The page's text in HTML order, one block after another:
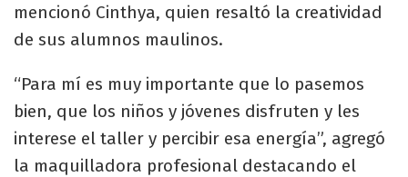
mencionó Cinthya, quien resaltó la creatividad
de sus alumnos maulinos.
“Para mí es muy importante que lo pasemos
bien, que los niños y jóvenes disfruten y les
interese el taller y percibir esa energía”, agregó
la maquilladora profesional destacando el